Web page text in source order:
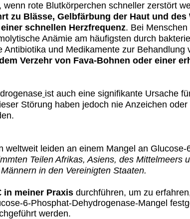
wenn rote Blutkörperchen schneller zerstört
zu Blässe, Gelbfärbung der Haut und
schnellen Herzfrequenz. Bei
Anämie am häufigsten durch
und Medikamente zur Behandlung
Verzehr von Fava-Bohnen oder einer
ist auch eine signifikante Ursache
Störung haben jedoch nie Anzeichen
weltweit leiden an einem Mangel an
Teilen Afrikas, Asiens, des Mittelmeers
in den Vereinigten Staaten.
in meiner Praxis durchführen, um zu
6-Phosphat-Dehydrogenase-Mangel
werden.